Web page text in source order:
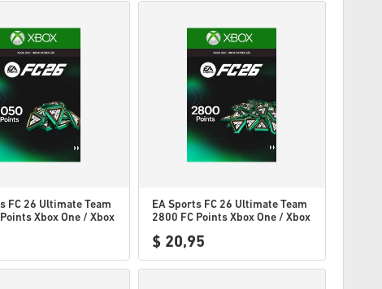
FC 26 Ultimate Team
Xbox One / Xbox
EA Sports FC 26 Ultimate Team
2800 FC Points Xbox One / Xbox
$ 20,95